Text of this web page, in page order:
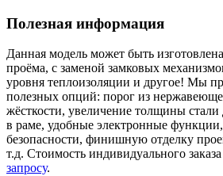
Полезная информация
Данная модель может быть
проёма, с заменой замковых
уровня теплоизоляции и другое! Мы
полезных опций: порог из
жёсткости, увеличение толщины
в раме, удобные электронные
безопасности, финишную отделку
т.д. Стоимость индивидуального
запросу.